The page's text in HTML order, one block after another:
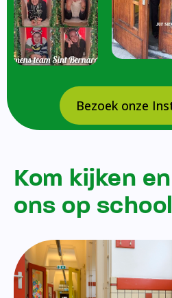
Bezoek onze
Kom kijken
ons op school